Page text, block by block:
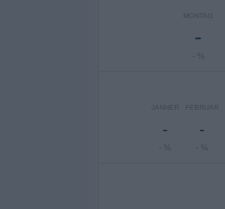
MONTAG
-
- %
JÄNNER
-
- %
FEBRUAR
-
- %